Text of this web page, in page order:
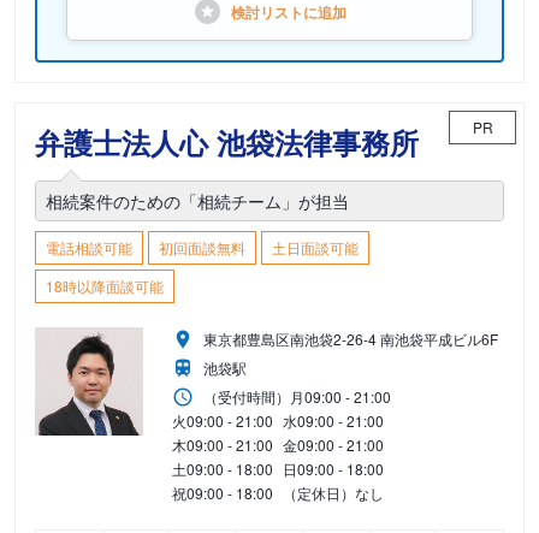
検討リストに追加
弁護士法人心 池袋法律事務所 PR
相続案件のための「相続チーム」が担当
電話相談可能 初回面談無料
土日面談可能
18時以降面談可能
東京都豊島区南池袋2-26-4 南池袋平成ビル6F
池袋駅
（受付時間） 月09:00 - 21:00
火09:00 - 21:00 水09:00 - 21:00
木09:00 - 21:00 金09:00 - 21:00
土09:00 - 18:00 日09:00 - 18:00
祝09:00 - 18:00 （定休日）なし